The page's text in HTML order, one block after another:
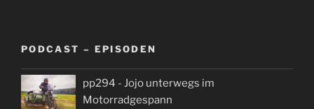
PODCAST – EPISODEN
pp294 - Jojo unterwegs im
Motorradgespann